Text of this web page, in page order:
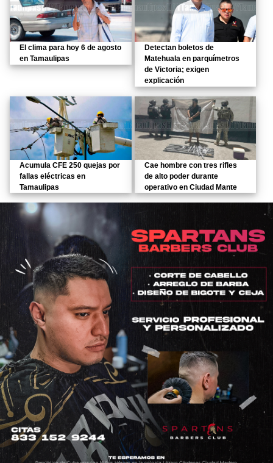
El clima para hoy 6 de agosto
en Tamaulipas
Detectan boletos de
Matehuala en parquímetros
de Victoria; exigen
explicación
Acumula CFE 250 quejas por
fallas eléctricas en
Tamaulipas
Cae hombre con tres rifles
de alto poder durante
operativo en Ciudad Mante